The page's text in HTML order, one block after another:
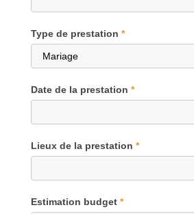
Type de prestation *
Date de la prestation *
Lieux de la prestation *
Estimation budget *